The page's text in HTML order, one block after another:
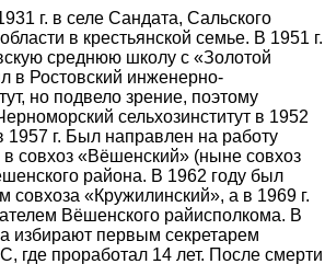
г. в селе Сандата, Сальского
в крестьянской семье. В 1951 г.
среднюю школу с «Золотой
в Ростовский инженерно-
но подвело зрение, поэтому
сельхозинститут в 1952
1957 г. Был направлен на работу
совхоз «Вёшенский» (ныне совхоз
района. В 1962 году был
совхоза «Кружилинский», а в 1969 г.
Вёшенского райисполкома. В
избирают первым секретарем
где проработал 14 лет. После смерти